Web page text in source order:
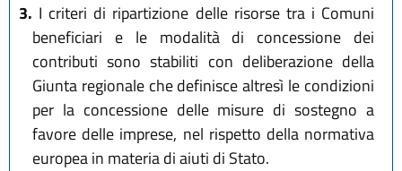
3. I criteri di ripartizione delle risorse tra i Comuni
beneficiari e le modalità di concessione dei
contributi sono stabiliti con deliberazione della
Giunta regionale che definisce altresì le condizioni
per la concessione delle misure di sostegno a
favore delle imprese, nel rispetto della normativa
europea in materia di aiuti di Stato.